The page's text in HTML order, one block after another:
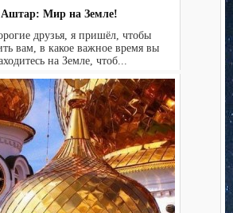
Аштар: Мир на Земле!
друзья, я пришёл, чтобы
вам, в какое важное время вы
на Земле, чтоб...